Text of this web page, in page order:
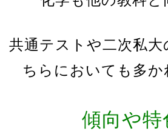
共通テストや二次私大
ちらにおいても多か
傾向や特